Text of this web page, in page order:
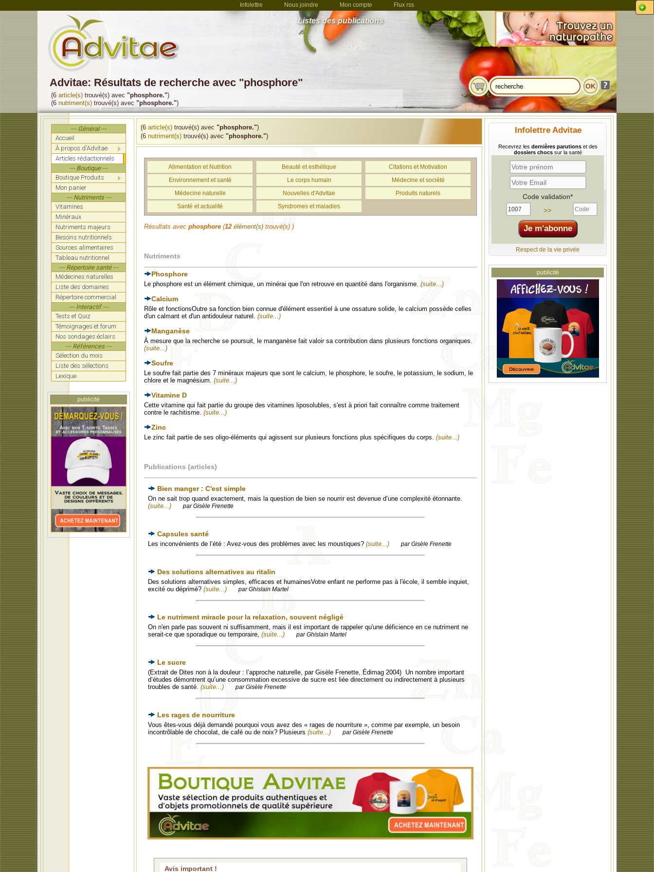
Infolettre Nous joindre Mon compte Flux rss
Listes des publications
Advitae: Résultats de recherche avec "phosphore"
(6 article(s) trouvé(s) avec "phosphore.")
(6 nutriment(s) trouvé(s) avec "phosphore.")
--- Général ---
Accueil
À propos d'Advitae
Articles rédactionnels
--- Boutique ---
Boutique Produits
Mon panier
--- Nutriments ---
Vitamines
Minéraux
Nutriments majeurs
Besoins nutritionnels
Sources alimentaires
Tableau nutritionnel
--- Répertoire santé ---
Médecines naturelles
Liste des domaines
Répertoire commercial
--- Interactif ---
Tests et Quiz
Témoignages et forum
Nos sondages éclairs
--- Références ---
Sélection du mois
Liste des sélections
Lexique
publicité
(6 article(s) trouvé(s) avec "phosphore.")
(6 nutriment(s) trouvé(s) avec "phosphore.")
Infolettre Advitae
Recevrez les dernières parutionset des
dossiers chocssur la santé
Code validation*
>>
Respect de la vie privée
publicité
Alimentation et Nutrition Beauté et esthétique
Citations et Motivation
Environnement et santé
Le corps humain
Médecine et société
Médecine naturelle
Nouvelles d'Advitae
Produits naturels
Santé et actualité
Syndromes et maladies
Résultats avec phosphore (12 élément(s) trouvé(s) )
Nutriments
Phosphore
Le phosphore est un élément chimique, un minérai que l'on retrouve en quantité dans l'organisme. (suite...)
Calcium
Rôle et fonctionsOutre sa fonction bien connue d'élément essentiel à une ossature solide, le calcium possède celles
d'un calmant et d'un antidouleur naturel. (suite...)
Manganèse
À mesure que la recherche se poursuit, le manganèse fait valoir sa contribution dans plusieurs fonctions organiques.
(suite...)
Soufre
Le soufre fait partie des 7 minéraux majeurs que sont le calcium, le phosphore, le soufre, le potassium, le sodium, le
chlore et le magnésium. (suite...)
Vitamine D
Cette vitamine qui fait partie du groupe des vitamines liposolubles, s'est à priori fait connaître comme traitement
contre le rachitisme. (suite...)
Zinc
Le zinc fait partie de ses oligo-éléments qui agissent sur plusieurs fonctions plus spécifiques du corps. (suite...)
Publications (articles)
Bien manger : C'est simple
On ne sait trop quand exactement, mais la question de bien se nourrir est devenue d’une complexité étonnante.
(suite...)
par Gisèle Frenette
Capsules santé
Les inconvénients de l’été : Avez-vous des problèmes avec les moustiques? (suite...) par Gisèle Frenette
Des solutions alternatives au ritalin
Des solutions alternatives simples, efficaces et humainesVotre enfant ne performe pas à l'école, il semble inquiet,
excité ou déprimé? (suite...) par Ghislain Martel
Le nutriment miracle pour la relaxation, souvent négligé
On n'en parle pas souvent ni suffisamment, mais il est important de rappeler qu'une déficience en ce nutriment ne
serait-ce que sporadique ou temporaire, (suite...) par Ghislain Martel
Le sucre
(Extrait de Dites non à la douleur : l’approche naturelle, par Gisèle Frenette, Édimag 2004) Un nombre important
d’études démontrent qu’une consommation excessive de sucre est liée directement ou indirectement à plusieurs
troubles de santé. (suite...) par Gisèle Frenette
Les rages de nourriture
Vous êtes-vous déjà demandé pourquoi vous avez des « rages de nourriture », comme par exemple, un besoin
incontrôlable de chocolat, de café ou de noix? Plusieurs (suite...) par Gisèle Frenette
Avis important !